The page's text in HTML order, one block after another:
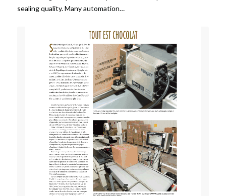
sealing quality. Many automation…